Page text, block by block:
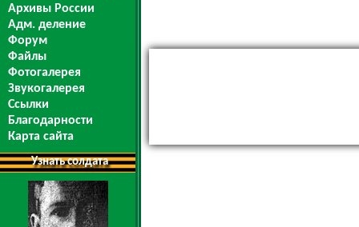
Архивы России
Адм. деление
Форум
Файлы
Фотогалерея
Звукогалерея
Ссылки
Благодарности
Карта сайта
Узнать солдата